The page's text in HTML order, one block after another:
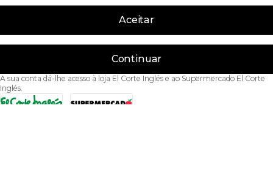
Aceitar
Continuar
A sua conta dá-lhe acesso à loja El Corte Inglés e ao Supermercado El Corte
Inglés.